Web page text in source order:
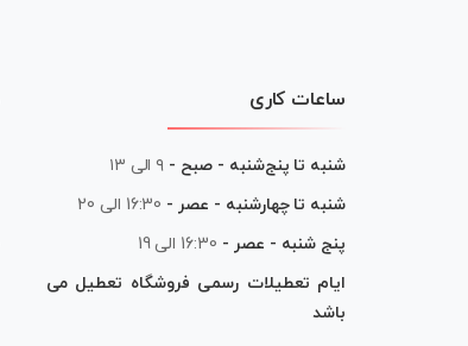
ساعات کاری
شنبه تا پنج‌شنبه - صبح - ۹ الی ۱۳
شنبه تا چهارشنبه - عصر - 16:30 الی 20
پنج شنبه - عصر - 16:30 الی 19
ایام تعطیلات رسمی فروشگاه تعطیل می
باشد